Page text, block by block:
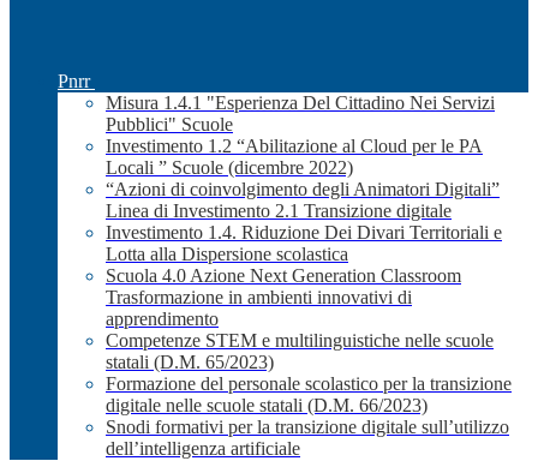
Pnrr
Misura 1.4.1 "Esperienza Del Cittadino Nei Servizi
Pubblici" Scuole
Investimento 1.2 “Abilitazione al Cloud per le PA
Locali ” Scuole (dicembre 2022)
“Azioni di coinvolgimento degli Animatori Digitali”
Linea di Investimento 2.1 Transizione digitale
Investimento 1.4. Riduzione Dei Divari Territoriali e
Lotta alla Dispersione scolastica
Scuola 4.0 Azione Next Generation Classroom
Trasformazione in ambienti innovativi di
apprendimento
Competenze STEM e multilinguistiche nelle scuole
statali (D.M. 65/2023)
Formazione del personale scolastico per la transizione
digitale nelle scuole statali (D.M. 66/2023)
Snodi formativi per la transizione digitale sull’utilizzo
dell’intelligenza artificiale